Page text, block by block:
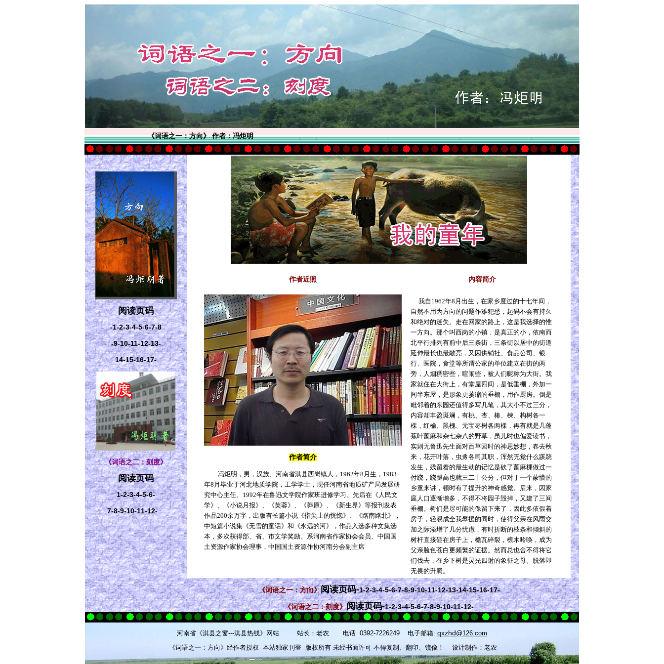
《词语之一：方向》 作者：冯炬明
阅读页码
-1-2-3-4-5-6-7-8
-9-10-11-12-13-
14-15-16-17-
《词语之二：刻度》
阅读页码
1-2-3-4-5-6-
7-8-9-10-11-12-
作者近照 内容简介
作者简介
冯炬明，男，汉族、河南省淇县西岗镇人， 1962年8 月生， 1983
年8 月毕业于河北地质学院，工学学士，现任河南省地质矿产局发展研
究中心主任。 1992年在鲁迅文学院作家班进修学习。先后在《人民文
学》、《小说月报》、《芙蓉》、《莽原》、《新生界》等报刊发表
作品200余万字，出版有长篇小说《指尖上的恍惚》、《路南路北》，
中短篇小说集《无雪的童话》和《永远的河》，作品入选多种文集选
本，多次获得部、省、市文学奖励。系河南省作家协会会员、中国国
土资源作家协会理事，中国国土资源作协河南分会副主席
我自 1962年8 月出生，在家乡度过的十七年间，
自然不用为方向的问题作难犯愁，起码不会有持久
和绝对的迷失。走在回家的路上，这是我选择的惟
一方向。那个叫西岗的小镇，是真正的小，依南而
北平行排列有前中后三条街，三条街以居中的街道
延伸最长也最敞亮，又因供销社、食品公司、银
行、医院，食堂等所谓公家的单位建立在街的两
旁，人烟稠密些，喧闹些，被人们昵称为大街。我
家就住在大街上，有堂屋四间，是低垂棚，外加一
间半东屋，是形象更萎缩的垂棚，用作厨房。倒是
毗邻着的东园还值得多写几笔，其大小不过三分，
内容却丰盈斑斓，有桃、杏、椿、楝、构树各一
棵，红榆、黑槐、元宝枣树各两棵，再有就是几蓬
蕉叶蓖麻和杂七杂八的野草，虽儿时也偏爱读书，
实则无鲁迅先生面对百草园时的神思妙想，春去秋
来，花开叶落，虫豸各司其职，浑然无觉什么蹊跷
发生，残留着的最生动的记忆是砍了蓖麻棵做过一
付跷，跷腿高也就三二十公分，但对于一个蒙懵的
乡童来讲，顿时有了提升的神奇感觉。后来，因家
庭人口逐渐增多，不得不将园子毁掉，又建了三间
垂棚。树们是尽可能的保留下来了，因此多依偎着
房子，轻易成全我攀援的同时，使得父亲在风雨交
加之际添增了几分忧虑，有时折断的枝条和倾斜的
树杆直接砸在房子上，檐瓦碎裂，檩木呤唤，成为
父亲脸色苍白更频繁的证据。然而总也舍不得将它
们伐去，在乡下树是灵光四射的象征之母。脱落即
无畏的升腾。
《词语之一：方向》阅读页码-1-2-3-4-5-6-7-8-9-10-11-12-13-14-15-16-17-
《词语之二：刻度》阅读页码-1-2-3-4-5-6-7-8-9-10-11-12-
河南省 《淇县之窗---淇县热线》 网站 站长：老农 电话 0392-7226249 电子邮箱: qxzhd@126.com
《词语之一：方向》经作者授权 本站独家刊登 版权所有 未经书面许可 不得复制、翻印、镜像！
设计制作：老农